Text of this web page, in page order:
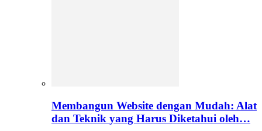
Membangun Website dengan Mudah: Alat
dan Teknik yang Harus Diketahui oleh…